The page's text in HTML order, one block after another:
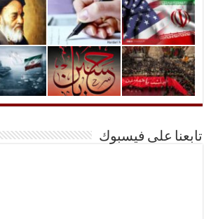
تابعنا على فيسبوك